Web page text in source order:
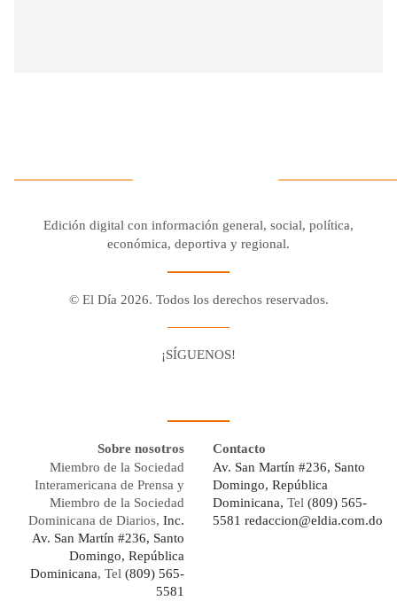
Edición digital con información general, social, política,
económica, deportiva y regional.
© El Día 2026. Todos los derechos reservados.
¡SÍGUENOS!
Sobre nosotros
Miembro de la Sociedad
Interamericana de Prensa y
Miembro de la Sociedad
Dominicana de Diarios, Inc.
Av. San Martín #236, Santo
Domingo, República
Dominicana, Tel (809) 565-
5581
Contacto
Av. San Martín #236, Santo
Domingo, República
Dominicana, Tel (809) 565-
5581 redaccion@eldia.com.do